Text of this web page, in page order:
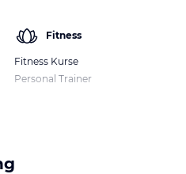
Fitness
Fitness Kurse
Personal Trainer